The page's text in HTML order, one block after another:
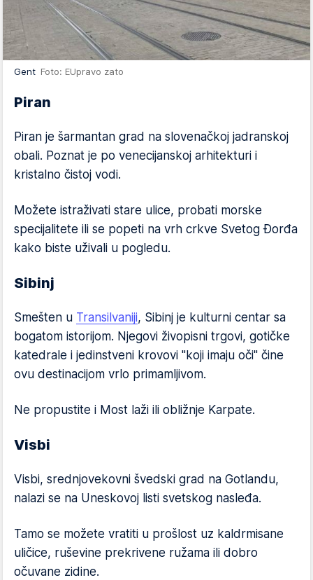
Gent Foto: EUpravo zato
Piran
Piran je šarmantan grad na slovenačkoj jadranskoj
obali. Poznat je po venecijanskoj arhitekturi i
kristalno čistoj vodi.
Možete istraživati stare ulice, probati morske
specijalitete ili se popeti na vrh crkve Svetog Đorđa
kako biste uživali u pogledu.
Sibinj
Smešten u Transilvaniji, Sibinj je kulturni centar sa
bogatom istorijom. Njegovi živopisni trgovi, gotičke
katedrale i jedinstveni krovovi "koji imaju oči" čine
ovu destinacijom vrlo primamljivom.
Ne propustite i Most laži ili obližnje Karpate.
Visbi
Visbi, srednjovekovni švedski grad na Gotlandu,
nalazi se na Uneskovoj listi svetskog nasleđa.
Tamo se možete vratiti u prošlost uz kaldrmisane
uličice, ruševine prekrivene ružama ili dobro
očuvane zidine.